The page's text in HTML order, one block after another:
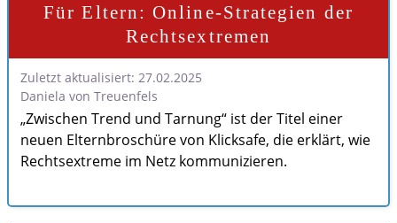
Für Eltern: Online-Strategien der
Rechtsextremen
Zuletzt aktualisiert: 27.02.2025
Daniela von Treuenfels
„Zwischen Trend und Tarnung“ ist der Titel einer
neuen Elternbroschüre von Klicksafe, die erklärt, wie
Rechtsextreme im Netz kommunizieren.